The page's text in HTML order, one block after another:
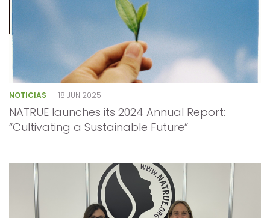
NOTICIAS 18 JUN 2025
NATRUE launches its 2024 Annual Report:
“Cultivating a Sustainable Future”